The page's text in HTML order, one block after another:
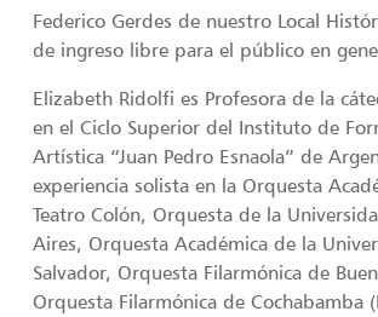
Federico Gerdes de nuestro Local
de ingreso libre para el público en
Elizabeth Ridolfi es Profesora de la
en el Ciclo Superior del Instituto de
Artística “Juan Pedro Esnaola” de
experiencia solista en la Orquesta
Teatro Colón, Orquesta de la
Aires, Orquesta Académica de la
Salvador, Orquesta Filarmónica de
Orquesta Filarmónica de Cochabamba